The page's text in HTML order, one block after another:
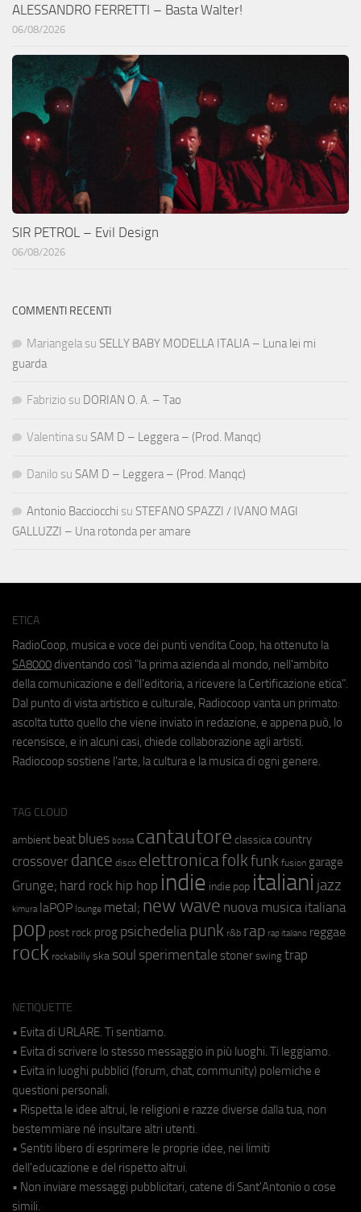
ALESSANDRO FERRETTI – Basta Walter!
06/08/2026
SIR PETROL – Evil Design
06/08/2026
COMMENTI RECENTI
Mariangela su SELLY BABY MODELLA ITALIA – Luna lei mi
guarda
Fabrizio su DORIAN O. A. – Tao
Valentina su SAM D – Leggera – (Prod. Manqc)
Danilo su SAM D – Leggera – (Prod. Manqc)
Antonio Bacciocchi su STEFANO SPAZZI / IVANO MAGI
GALLUZZI – Una rotonda per amare
ETICA
RadioCoop, musica e voce dei punti vendita Coop, ha ottenuto la
SA8000 diventando così "la prima azienda al mondo, nell'ambito
della comunicazione e dell'editoria, a ricevere la Certificazione etica".
Dal punto di vista artistico e culturale, Radiocoop vanta un primato:
ascolta tutto quello che viene inviato in redazione, e appena può, lo
recensisce, e in alcuni casi, chiede collaborazione agli artisti.
Radiocoop sostiene l'arte, la cultura e la musica di ogni genere.
TAG CLOUD
ambient beat blues bossa cantautore classica country
crossover dance disco elettronicafolkfunk fusion garage
Grunge; hard rock hip hop indie indie pop italiani jazz
kimura laPOP lounge metal; new wave nuova musica italiana
pop post rock prog psichedeliapunk r&b rap rap italiano reggae
rock rockabilly ska soul sperimentale stoner swing trap
NETIQUETTE
• Evita di URLARE. Ti sentiamo.
• Evita di scrivere lo stesso messaggio in più luoghi. Ti leggiamo.
• Evita in luoghi pubblici (forum, chat, community) polemiche e
questioni personali.
• Rispetta le idee altrui, le religioni e razze diverse dalla tua, non
bestemmiare né insultare altri utenti.
• Sentiti libero di esprimere le proprie idee, nei limiti
dell'educazione e del rispetto altrui.
• Non inviare messaggi pubblicitari, catene di Sant'Antonio o cose
simili.